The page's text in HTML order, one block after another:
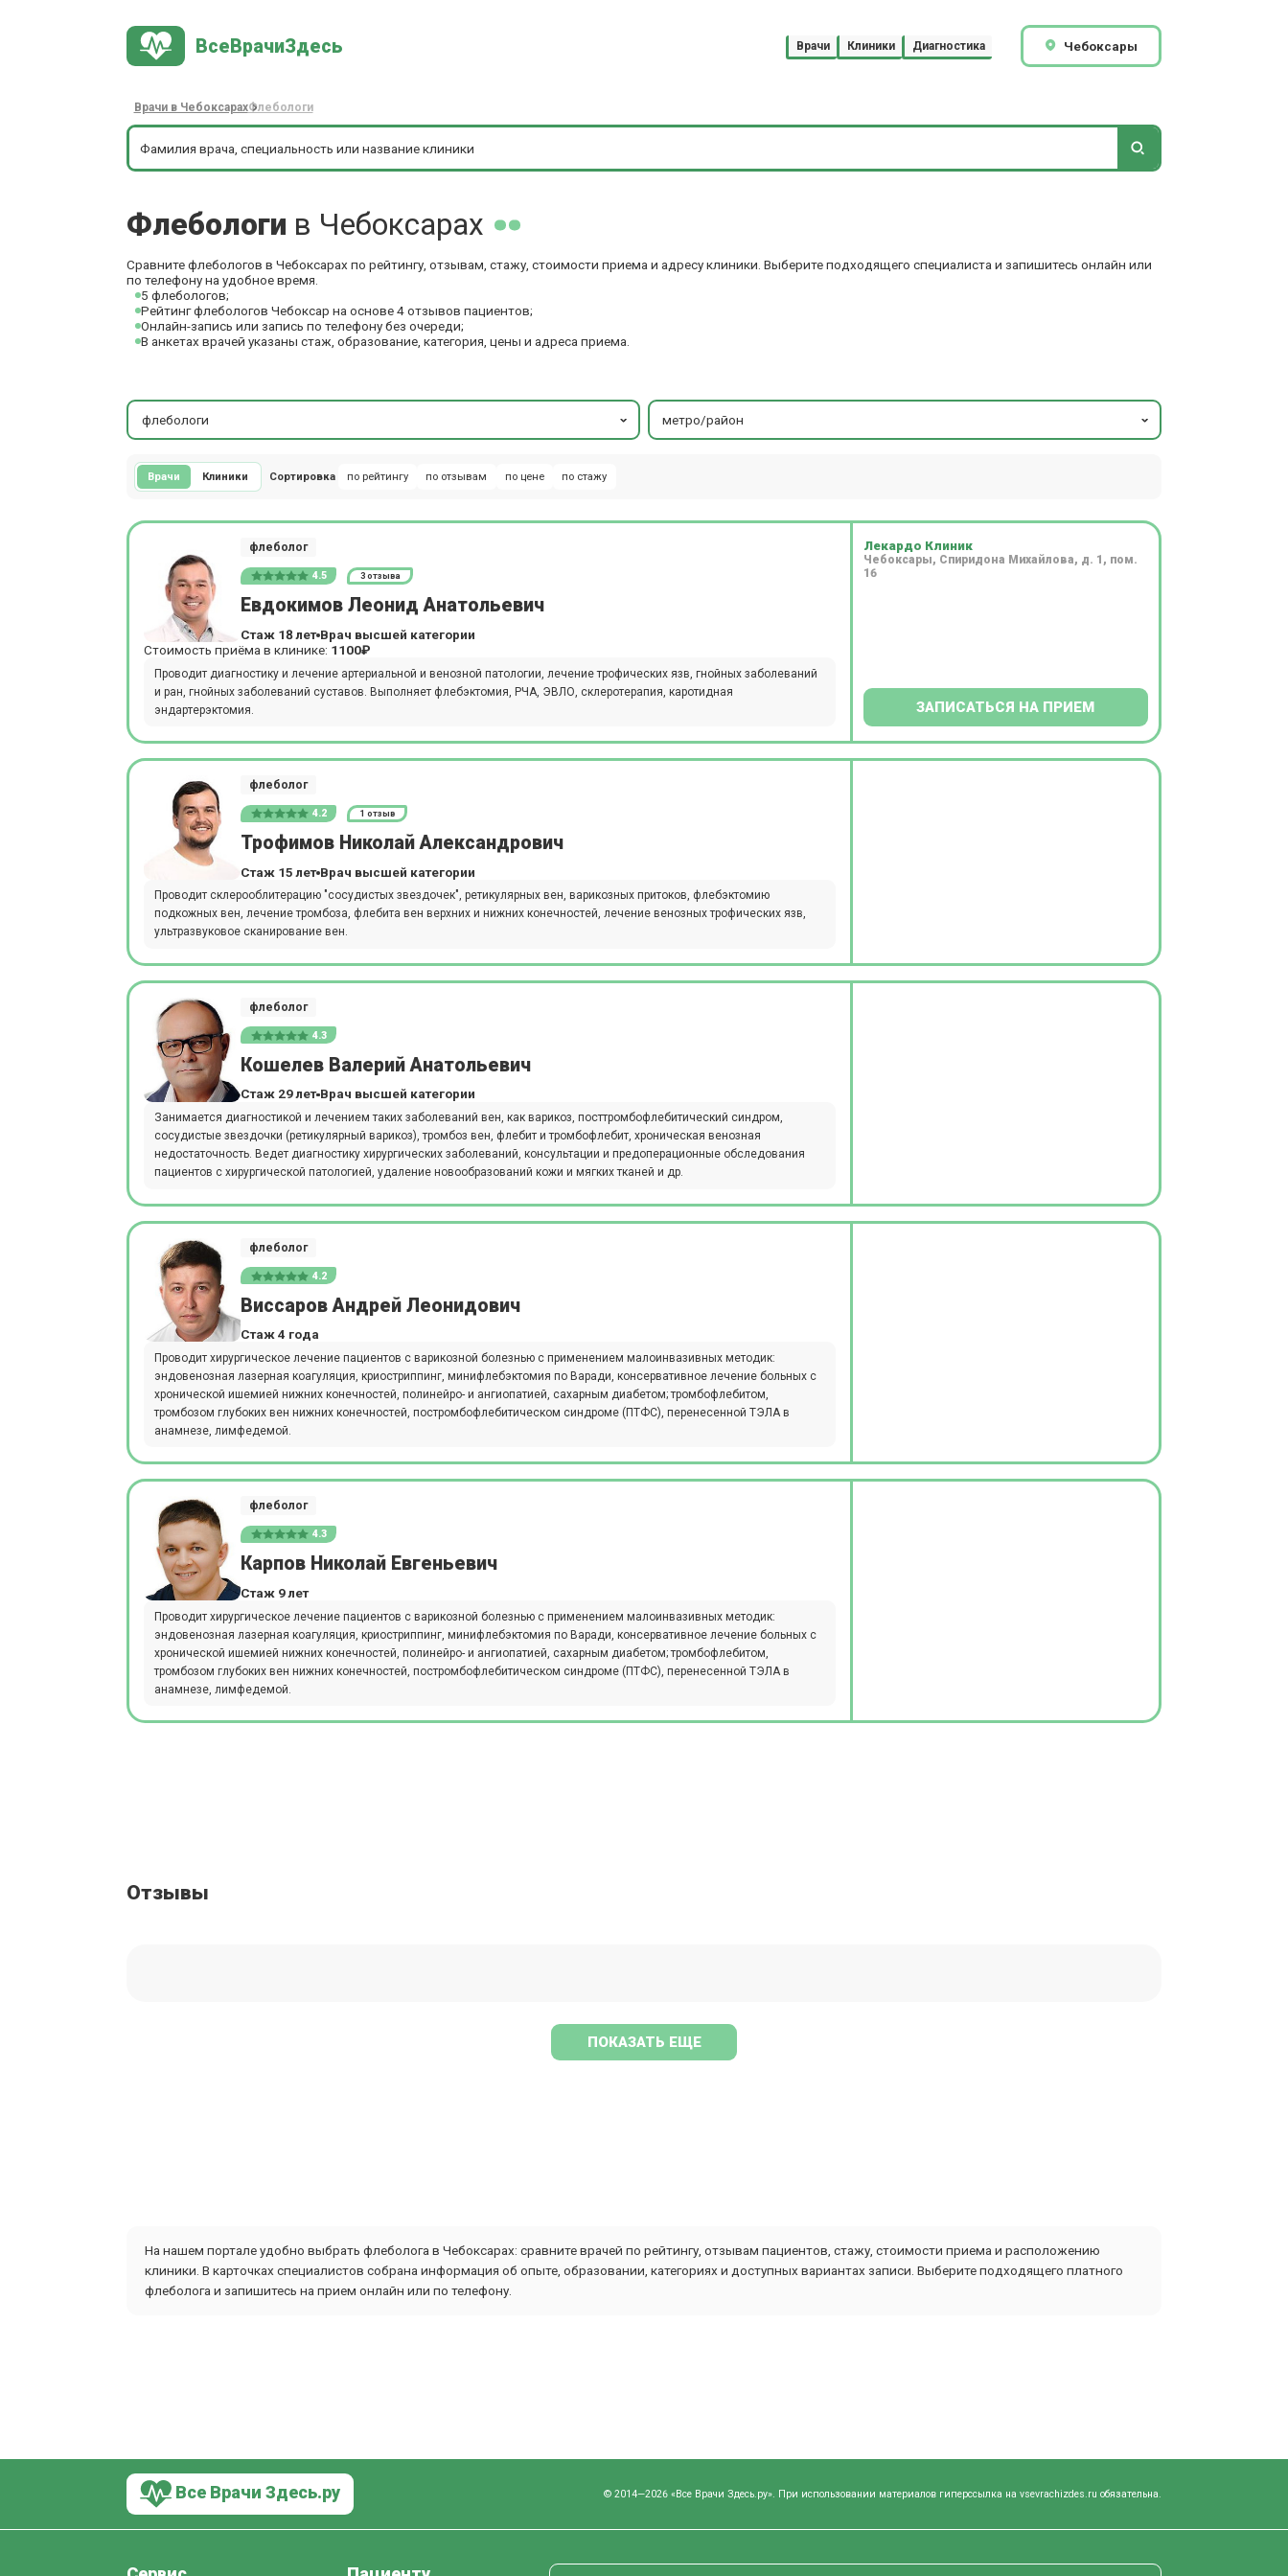
ВсеВрачиЗдесь Врачи Клиники Диагностика Чебоксары
Врачи в ЧебоксарахФлебологи
Флебологи в Чебоксарах
Сравните флебологов в Чебоксарах по рейтингу, отзывам, стажу, стоимости приема и адресу клиники. Выберите подходящего специалиста и запишитесь онлайн или
по телефону на удобное время.
5 флебологов;
Рейтинг флебологов Чебоксар на основе 4 отзывов пациентов;
Онлайн-запись или запись по телефону без очереди;
В анкетах врачей указаны стаж, образование, категория, цены и адреса приема.
флебологи метро/район
Врачи Клиники Сортировка по рейтингу по отзывам по цене по стажу
флеболог
4.5 3 отзыва
Евдокимов Леонид Анатольевич
Стаж 18 лет Врач высшей категории
Стоимость приёма в клинике: 1100₽
Проводит диагностику и лечение артериальной и венозной патологии, лечение трофических язв, гнойных заболеваний
и ран, гнойных заболеваний суставов. Выполняет флебэктомия, РЧА, ЭВЛО, склеротерапия, каротидная
эндартерэктомия.
Лекардо Клиник
Чебоксары, Спиридона Михайлова, д. 1, пом.
16
ЗАПИСАТЬСЯ НА ПРИЕМ
флеболог
4.2 1 отзыв
Трофимов Николай Александрович
Стаж 15 лет Врач высшей категории
Проводит склерооблитерацию "сосудистых звездочек", ретикулярных вен, варикозных притоков, флебэктомию
подкожных вен, лечение тромбоза, флебита вен верхних и нижних конечностей, лечение венозных трофических язв,
ультразвуковое сканирование вен.
флеболог
4.3
Кошелев Валерий Анатольевич
Стаж 29 лет Врач высшей категории
Занимается диагностикой и лечением таких заболеваний вен, как варикоз, посттромбофлебитический синдром,
сосудистые звездочки (ретикулярный варикоз), тромбоз вен, флебит и тромбофлебит, хроническая венозная
недостаточность. Ведет диагностику хирургических заболеваний, консультации и предоперационные обследования
пациентов с хирургической патологией, удаление новообразований кожи и мягких тканей и др.
флеболог
4.2
Виссаров Андрей Леонидович
Стаж 4 года
Проводит хирургическое лечение пациентов с варикозной болезнью с применением малоинвазивных методик:
эндовенозная лазерная коагуляция, криостриппинг, минифлебэктомия по Варади, консервативное лечение больных с
хронической ишемией нижних конечностей, полинейро- и ангиопатией, сахарным диабетом; тромбофлебитом,
тромбозом глубоких вен нижних конечностей, постромбофлебитическом синдроме (ПТФС), перенесенной ТЭЛА в
анамнезе, лимфедемой.
флеболог
4.3
Карпов Николай Евгеньевич
Стаж 9 лет
Проводит хирургическое лечение пациентов с варикозной болезнью с применением малоинвазивных методик:
эндовенозная лазерная коагуляция, криостриппинг, минифлебэктомия по Варади, консервативное лечение больных с
хронической ишемией нижних конечностей, полинейро- и ангиопатией, сахарным диабетом; тромбофлебитом,
тромбозом глубоких вен нижних конечностей, постромбофлебитическом синдроме (ПТФС), перенесенной ТЭЛА в
анамнезе, лимфедемой.
Отзывы
ПОКАЗАТЬ ЕЩЕ
На нашем портале удобно выбрать флеболога в Чебоксарах: сравните врачей по рейтингу, отзывам пациентов, стажу, стоимости приема и расположению
клиники. В карточках специалистов собрана информация об опыте, образовании, категориях и доступных вариантах записи. Выберите подходящего платного
флеболога и запишитесь на прием онлайн или по телефону.
Все Врачи Здесь.ру © 2014—2026 «Все Врачи Здесь.ру». При использовании материалов гиперссылка на vsevrachizdes.ru обязательна.